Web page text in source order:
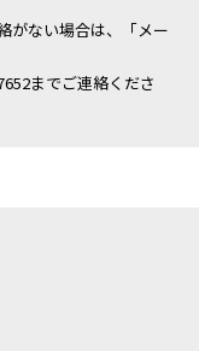
がない場合は、「メー
までご連絡くださ